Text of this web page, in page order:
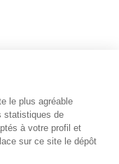
le plus agréable
statistiques de
à votre profil et
sur ce site le dépôt